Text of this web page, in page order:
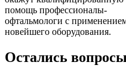
помощь профессионалы-
офтальмологи с
новейшего оборудования.
Остались